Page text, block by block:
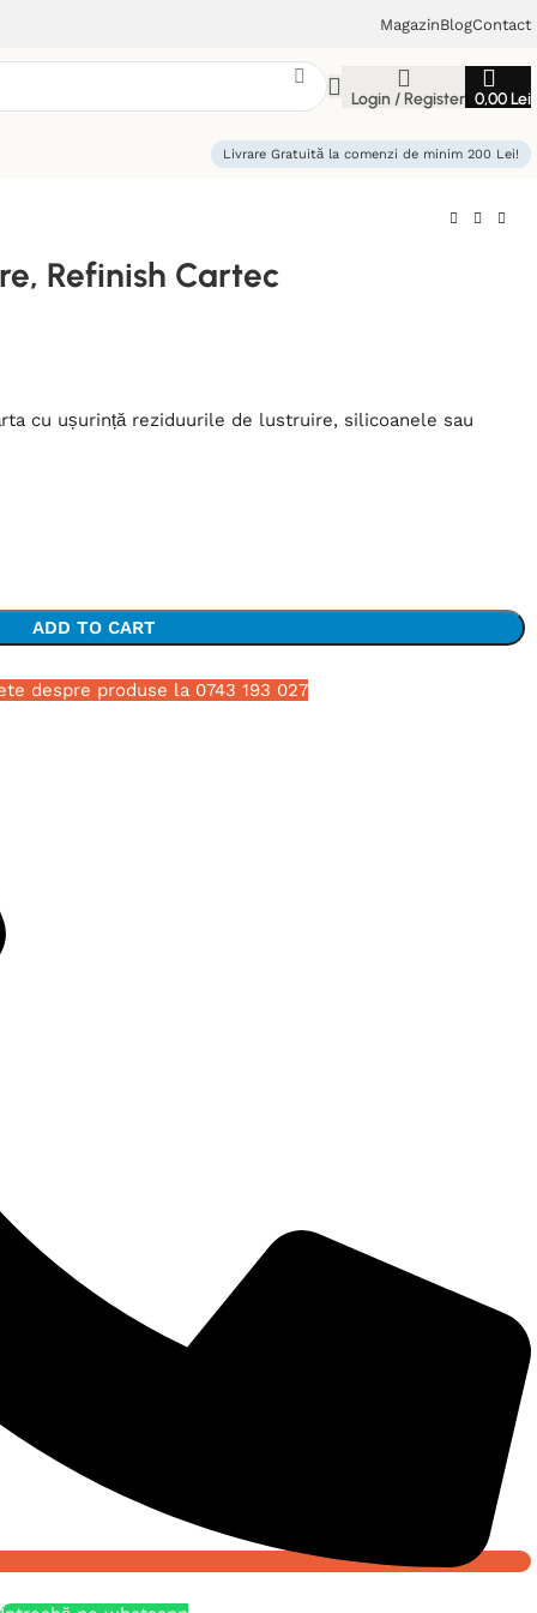
MagazinBlogContact
Login / Register 0,00Lei
Livrare Gratuită la comenzi de minim 200 Lei!
Refinish Cartec
cu ușurință reziduurile de lustruire, silicoanele sau
ADD TO CART
despre produse la 0743 193 027